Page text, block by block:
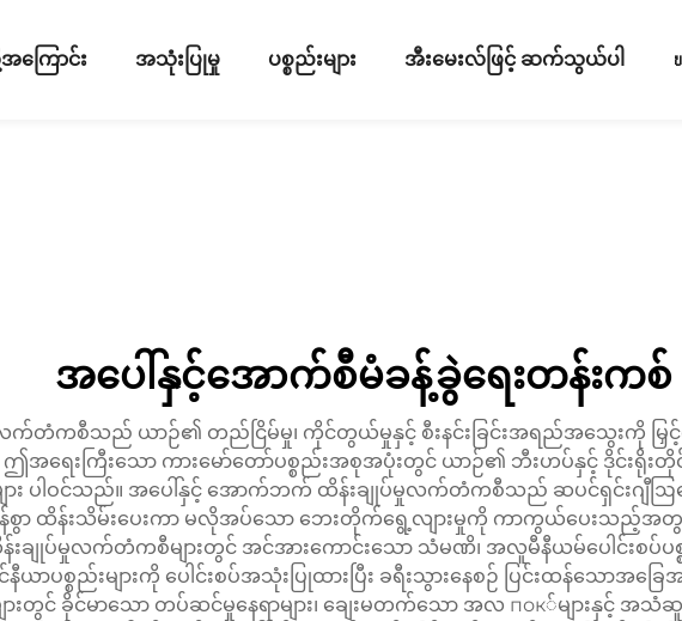
ကြောင်း အသုံးပြုမှု ပစ္စည်းများ အီးမေးလ်ဖြင့် ဆက်သွယ်ပါ
အပေါ်နှင့်အောက်စီမံခန့်ခွဲရေးတန်းကစ်
တံကစီသည် ယာဉ်၏ တည်ငြိမ်မှု၊ ကိုင်တွယ်မှုနှင့် စီးနင်းခြင်းအရည်အသွေးကို မြှ
။ ဤအရေးကြီးသော ကားမော်တော်ပစ္စည်းအစုအပုံးတွင် ယာဉ်၏ ဘီးဟပ်နှင့် ဒိုင်
း ပါဝင်သည်။ အပေါ်နှင့် အောက်ဘက် ထိန်းချုပ်မှုလက်တံကစီသည် ဆပင်ရှင်းဂျီဩ
စွာ ထိန်းသိမ်းပေးကာ မလိုအပ်သော ဘေးတိုက်ရွေ့လျားမှုကို ကာကွယ်ပေးသည့်အတွ
ျုပ်မှုလက်တံကစီများတွင် အင်အားကောင်းသော သံမဏိ၊ အလူမီနီယမ်ပေါင်းစပ်ပစ္စ
ပစ္စည်းများကို ပေါင်းစပ်အသုံးပြုထားပြီး ခရီးသွားနေစဉ် ပြင်းထန်သောအခြ
ားတွင် ခိုင်မာသော တပ်ဆင်မှုနေရာများ၊ ချေးမတက်သော အလ пок်များနှင့် အသံ